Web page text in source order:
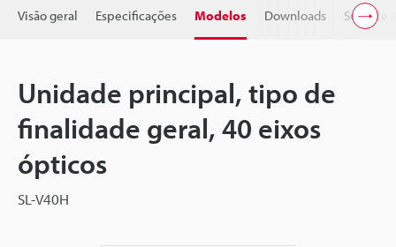
Visão geral Especificações Modelos Downloads Suporte
Unidade principal, tipo de
finalidade geral, 40 eixos
ópticos
SL-V40H